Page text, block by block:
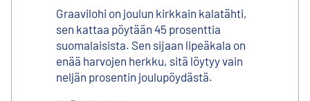
Graavilohi on joulun kirkkain kalatähti,
sen kattaa pöytään 45 prosenttia
suomalaisista. Sen sijaan lipeäkala on
enää harvojen herkku, sitä löytyy vain
neljän prosentin joulupöydästä.